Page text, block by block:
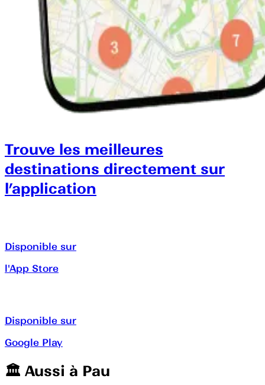
Trouve les meilleures
destinations directement sur
l’application
Disponible sur
l'App Store
Disponible sur
Google Play
🏛️️ Aussi à Pau